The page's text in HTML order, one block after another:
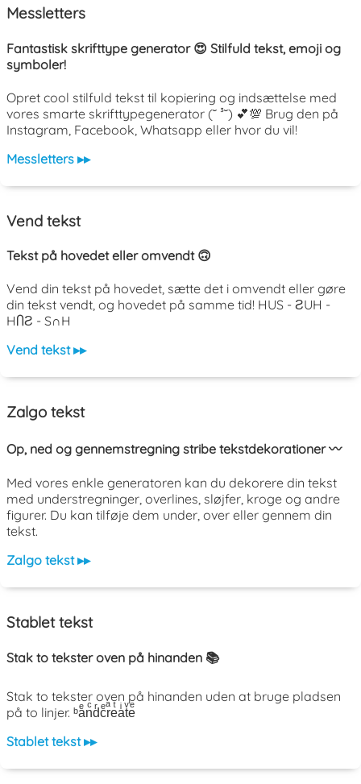
Messletters
Fantastisk skrifttype generator 😍 Stilfuld tekst, emoji og
symboler!
Opret cool stilfuld tekst til kopiering og indsættelse med
vores smarte skrifttypegenerator (˘ ³˘) 💕💯 Brug den på
Instagram, Facebook, Whatsapp eller hvor du vil!
Messletters ▸▸
Vend tekst
Tekst på hovedet eller omvendt 🙃
Vend din tekst på hovedet, sætte det i omvendt eller gøre
din tekst vendt, og hovedet på samme tid! HUS - ƧUH -
HႶƧ - S∩H
Vend tekst ▸▸
Zalgo tekst
Op, ned og gennemstregning stribe tekstdekorationer 〰️
Med vores enkle generatoren kan du dekorere din tekst
med understregninger, overlines, sløjfer, kroge og andre
figurer. Du kan tilføje dem under, over eller gennem din
tekst.
Zalgo tekst ▸▸
Stablet tekst
Stak to tekster oven på hinanden 📚
Stak to tekster oven på hinanden uden at bruge pladsen
på to linjer. ᵇaͤnͨdͬcͤrͣeͭaͥtͮeͤ
Stablet tekst ▸▸